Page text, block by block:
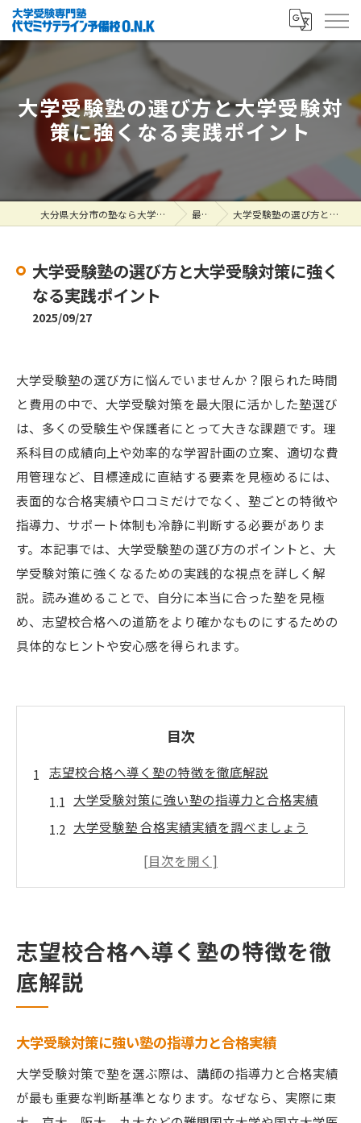
大学受験塾の選び方と大学受験対
策に強くなる実践ポイント
大分県大分市の塾なら大学受験専門塾 代ゼミサテライン予備校O.N.K 最新情報 大学受験塾の選び方と大学受験対策に強くなる実践ポイント
大学受験塾の選び方と大学受験対策に強く
なる実践ポイント
2025/09/27
大学受験塾の選び方に悩んでいませんか？限られた時間
と費用の中で、大学受験対策を最大限に活かした塾選び
は、多くの受験生や保護者にとって大きな課題です。理
系科目の成績向上や効率的な学習計画の立案、適切な費
用管理など、目標達成に直結する要素を見極めるには、
表面的な合格実績や口コミだけでなく、塾ごとの特徴や
指導力、サポート体制も冷静に判断する必要がありま
す。本記事では、大学受験塾の選び方のポイントと、大
学受験対策に強くなるための実践的な視点を詳しく解
説。読み進めることで、自分に本当に合った塾を見極
め、志望校合格への道筋をより確かなものにするための
具体的なヒントや安心感を得られます。
目次
志望校合格へ導く塾の特徴を徹底解説
大学受験対策に強い塾の指導力と合格実績
大学受験塾 合格実績実績を調べましょう
志望校別に最適な大学受験塾選びを考える
験
志望校合格へ導く塾の特徴を徹
底解説
大学受験対策に強い塾の指導力と合格実績
大学受験対策で塾を選ぶ際は、講師の指導力と合格実績
が最も重要な判断基準となります。なぜなら、実際に東